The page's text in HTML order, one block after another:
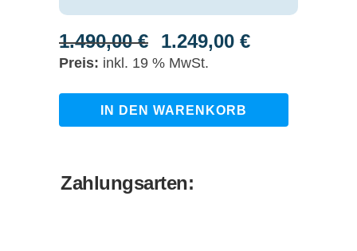
1.490,00€
Ursprünglicher
Preis
1.490,00 €
1.249,00 €Aktueller
inkl. 19 % MwSt.
smart- IN DEN WARENKORB
Zahlungsarten: